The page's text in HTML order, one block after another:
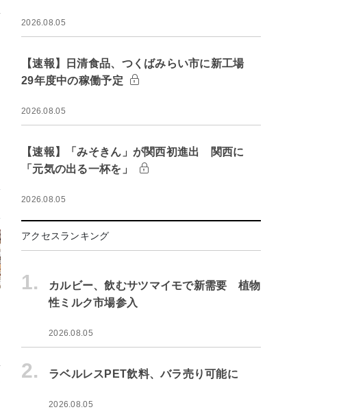
2026.08.05
【速報】日清食品、つくばみらい市に新工場
29年度中の稼働予定
2026.08.05
【速報】「みそきん」が関西初進出 関西に
「元気の出る一杯を」
2026.08.05
アクセスランキング
1.
カルビー、飲むサツマイモで新需要 植物
性ミルク市場参入
2026.08.05
2. ラベルレスPET飲料、バラ売り可能に
2026.08.05